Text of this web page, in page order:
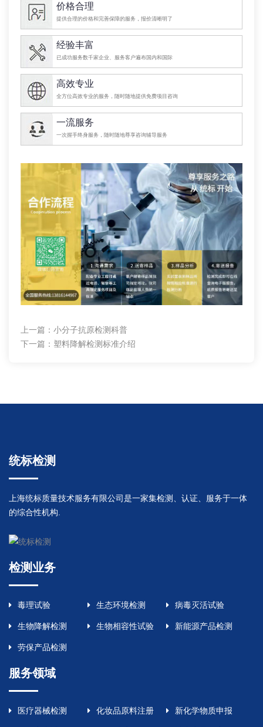
价格合理
提供合理的价格和完善保障的服务，报价清晰明了
经验丰富
已成功服务数千家企业、服务客户遍布国内和国际
高效专业
全方位高效专业的服务，随时随地提供免费项目咨询
一流服务
一次握手终身服务，随时随地尊享咨询辅导服务
上一篇： 小分子抗原检测科普
下一篇： 塑料降解检测标准介绍
统标检测
上海统标质量技术服务有限公司是一家集检测、认证、服务于一体
的综合性机构.
检测业务
毒理试验 生态环境检测 病毒灭活试验
生物降解检测 生物相容性试验 新能源产品检测
劳保产品检测
服务领域
医疗器械检测 化妆品原料注册 新化学物质申报